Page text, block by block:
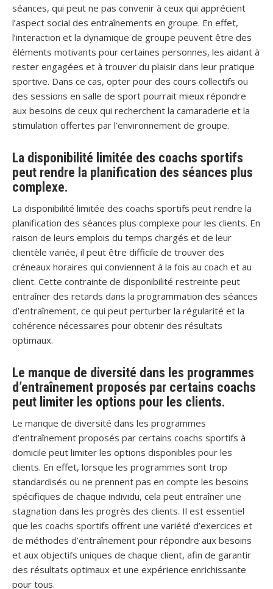
séances, qui peut ne pas convenir à ceux qui apprécient
l’aspect social des entraînements en groupe. En effet,
l’interaction et la dynamique de groupe peuvent être des
éléments motivants pour certaines personnes, les aidant à
rester engagées et à trouver du plaisir dans leur pratique
sportive. Dans ce cas, opter pour des cours collectifs ou
des sessions en salle de sport pourrait mieux répondre
aux besoins de ceux qui recherchent la camaraderie et la
stimulation offertes par l’environnement de groupe.
La disponibilité limitée des coachs sportifs
peut rendre la planification des séances plus
complexe.
La disponibilité limitée des coachs sportifs peut rendre la
planification des séances plus complexe pour les clients. En
raison de leurs emplois du temps chargés et de leur
clientèle variée, il peut être difficile de trouver des
créneaux horaires qui conviennent à la fois au coach et au
client. Cette contrainte de disponibilité restreinte peut
entraîner des retards dans la programmation des séances
d’entraînement, ce qui peut perturber la régularité et la
cohérence nécessaires pour obtenir des résultats
optimaux.
Le manque de diversité dans les programmes
d’entraînement proposés par certains coachs
peut limiter les options pour les clients.
Le manque de diversité dans les programmes
d’entraînement proposés par certains coachs sportifs à
domicile peut limiter les options disponibles pour les
clients. En effet, lorsque les programmes sont trop
standardisés ou ne prennent pas en compte les besoins
spécifiques de chaque individu, cela peut entraîner une
stagnation dans les progrès des clients. Il est essentiel
que les coachs sportifs offrent une variété d’exercices et
de méthodes d’entraînement pour répondre aux besoins
et aux objectifs uniques de chaque client, afin de garantir
des résultats optimaux et une expérience enrichissante
pour tous.